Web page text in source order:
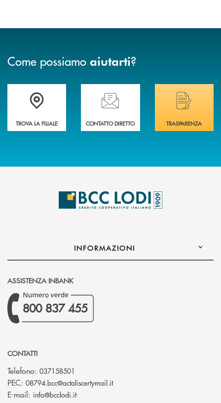
Come possiamo aiutarti?
Trova la filiale più vicina a Te
TROVA LA FILIALE
Hai bisogno di assistenza immediata?
CONTATTO DIRETTO
Hai bisogno di
TRASPARENZA
INFORMAZIONI
ASSISTENZA INBANK
800 837 455
CONTATTI
Telefono: 037158501
PEC: 08794.bcc@actaliscertymail.it(si apre l’app di posta
E-mail: info@bcclodi.it(si apre l’app di posta elettronica)